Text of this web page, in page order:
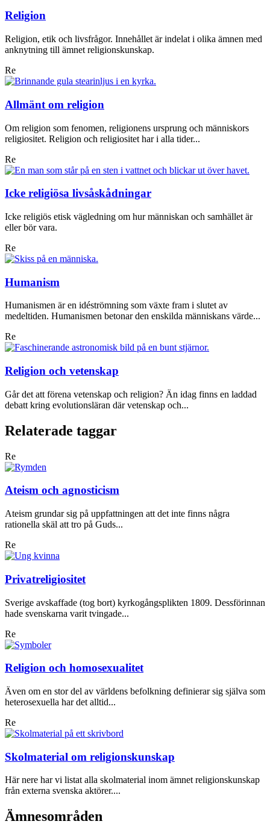
Religion
Religion, etik och livsfrågor. Innehållet är indelat i olika ämnen med
anknytning till ämnet religionskunskap.
Re
Allmänt om religion
Om religion som fenomen, religionens ursprung och människors
religiositet. Religion och religiositet har i alla tider...
Re
Icke religiösa livsåskådningar
Icke religiös etisk vägledning om hur människan och samhället är
eller bör vara.
Re
Humanism
Humanismen är en idéströmning som växte fram i slutet av
medeltiden. Humanismen betonar den enskilda människans värde...
Re
Religion och vetenskap
Går det att förena vetenskap och religion? Än idag finns en laddad
debatt kring evolutionsläran där vetenskap och...
Relaterade taggar
Re
Ateism och agnosticism
Ateism grundar sig på uppfattningen att det inte finns några
rationella skäl att tro på Guds...
Re
Privatreligiositet
Sverige avskaffade (tog bort) kyrkogångsplikten 1809. Dessförinnan
hade svenskarna varit tvingade...
Re
Religion och homosexualitet
Även om en stor del av världens befolkning definierar sig själva som
heterosexuella har det alltid...
Re
Skolmaterial om religionskunskap
Här nere har vi listat alla skolmaterial inom ämnet religionskunskap
från externa svenska aktörer....
Ämnesområden